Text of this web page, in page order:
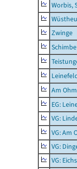
Worbis,
Zwinge
Am
EG:
VG:
VG: Am
VG:
VG: